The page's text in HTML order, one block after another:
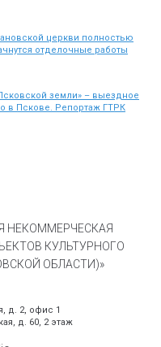
церкви полностью
отделочные работы
земли» – выездное
в Пскове. Репортаж ГТРК
НЕКОММЕРЧЕСКАЯ
КУЛЬТУРНОГО
ОБЛАСТИ)»
д. 2, офис 1
д. 60, 2 этаж